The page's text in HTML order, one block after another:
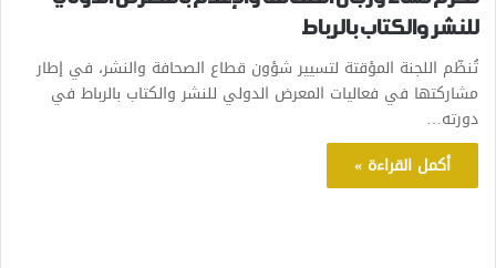
للنشر والكتاب بالرباط
تُنظّم اللجنة المؤقتة لتسيير شؤون قطاع الصحافة والنشر، في إطار
مشاركتها في فعاليات المعرض الدولي للنشر والكتاب بالرباط في
دورته…
أكمل القراءة »